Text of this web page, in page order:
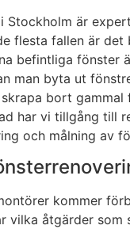
Stockholm är
flesta fallen är
befintliga fönster
man byta ut
bort gammal
har vi tillgång till
och målning av
kommer
vilka åtgärder som